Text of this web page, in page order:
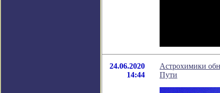
24.06.2020
14:44
Астрохимики
Пути